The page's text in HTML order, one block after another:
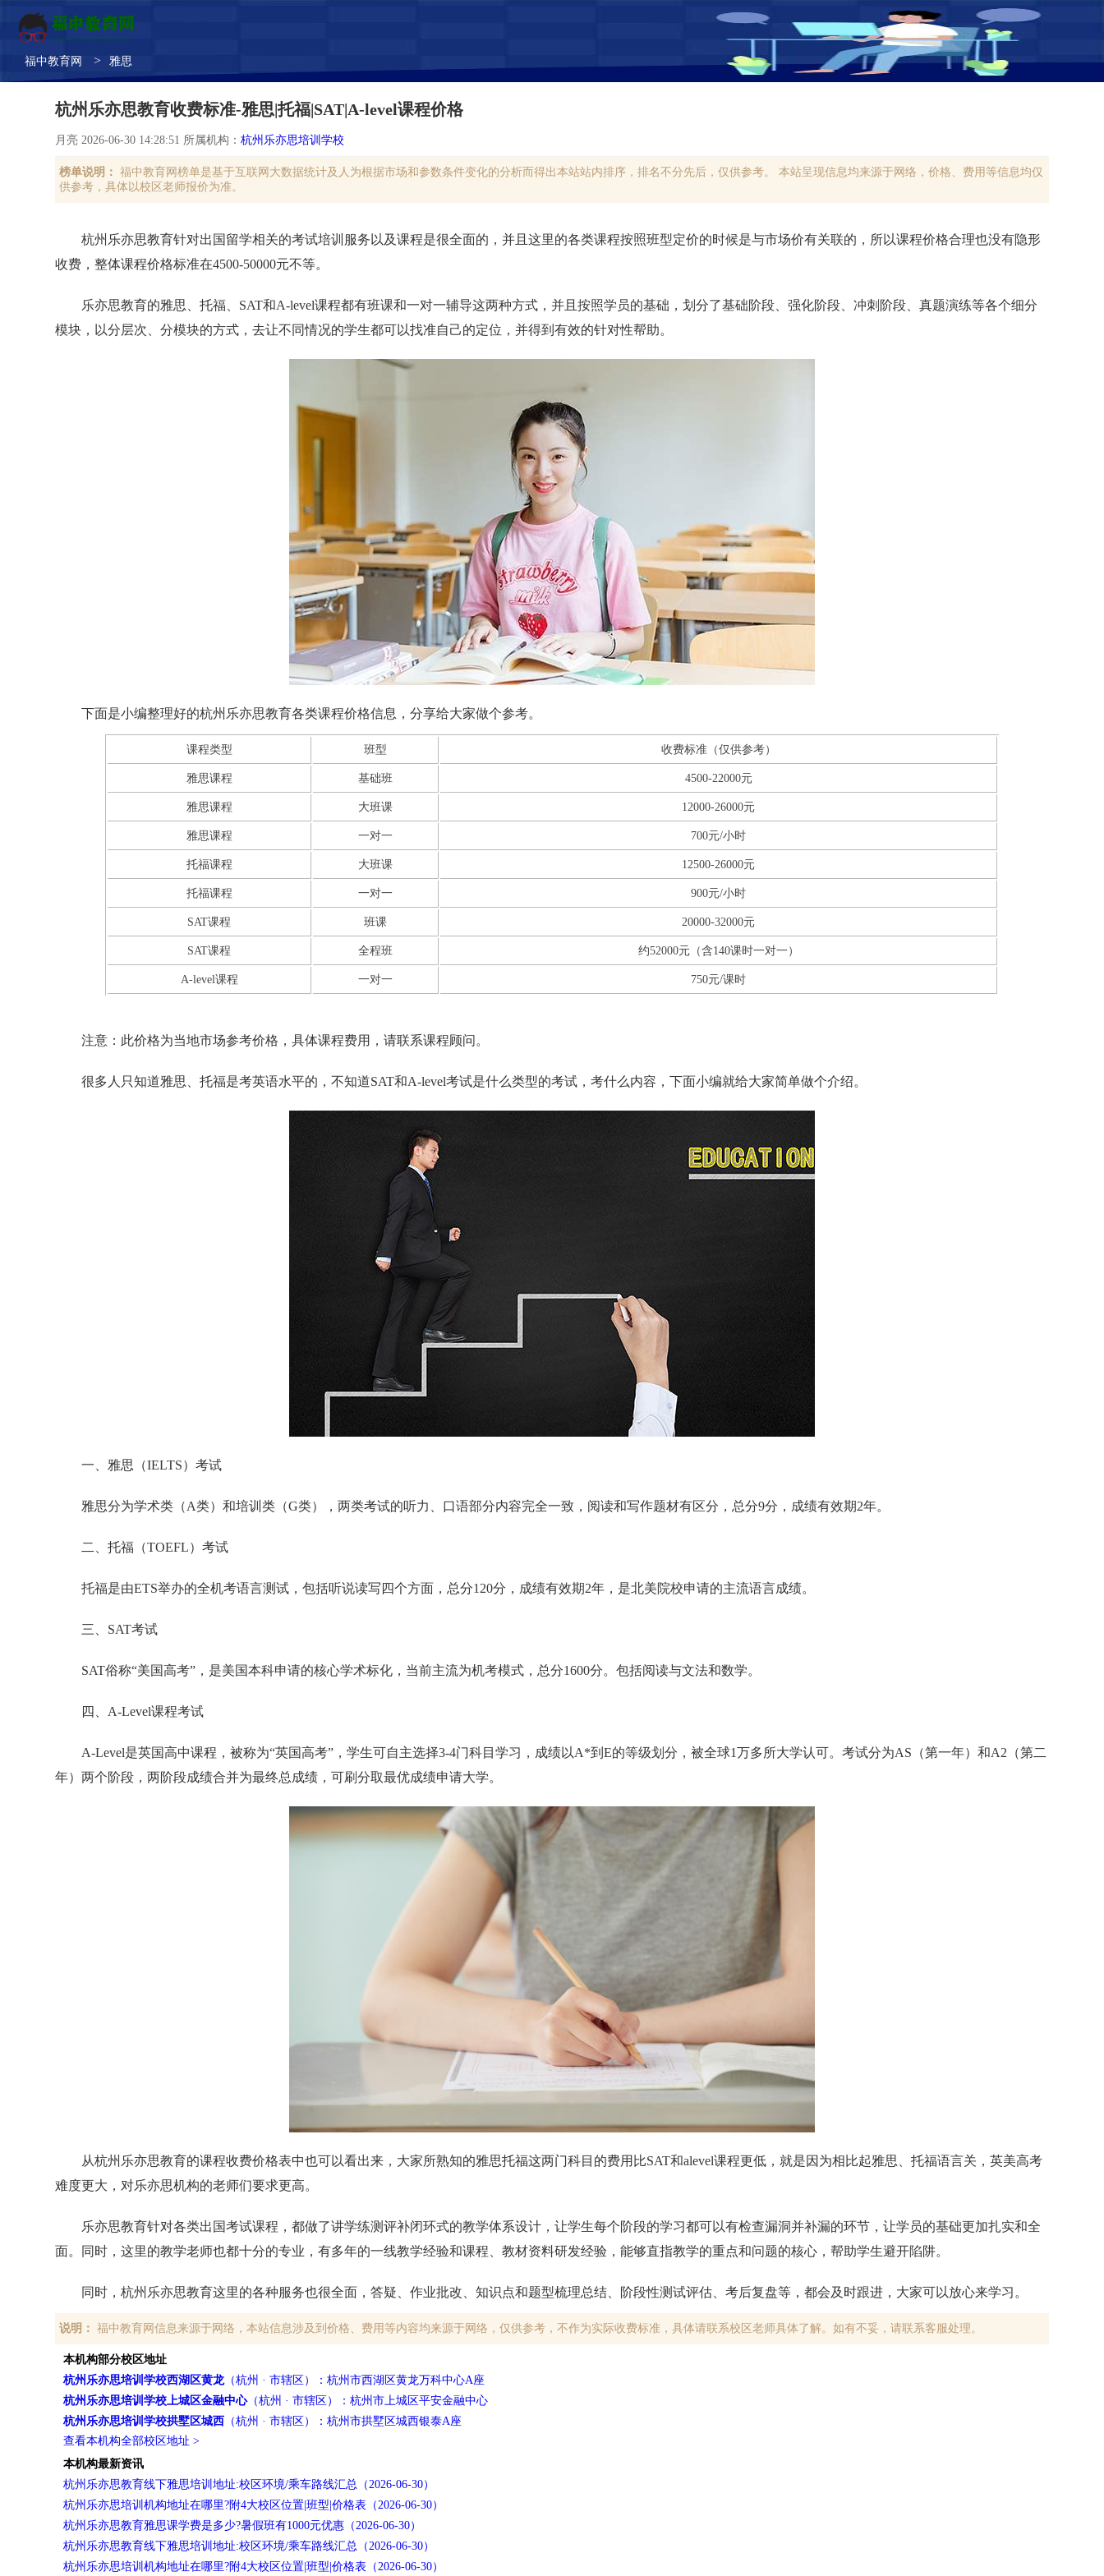
福中教育网 > 雅思
杭州乐亦思教育收费标准-雅思|托福|SAT|A-level课程价格
月亮 2026-06-30 14:28:51 所属机构：杭州乐亦思培训学校
榜单说明：
福中教育网榜单是基于互联网大数据统计及人为根据市场和参数条件变化的分析而得出本站站内排序，排名不分先后，仅供参考。 本站呈现信息均来源于网络，价格、费用等信息均仅
供参考，具体以校区老师报价为准。
杭州乐亦思教育针对出国留学相关的考试培训服务以及课程是很全面的，并且这里的各类课程按照班型定价的时候是与市场价有关联的，所以课程价格合理也没有隐形
收费，整体课程价格标准在4500-50000元不等。
乐亦思教育的雅思、托福、SAT和A-level课程都有班课和一对一辅导这两种方式，并且按照学员的基础，划分了基础阶段、强化阶段、冲刺阶段、真题演练等各个细分
模块，以分层次、分模块的方式，去让不同情况的学生都可以找准自己的定位，并得到有效的针对性帮助。
下面是小编整理好的杭州乐亦思教育各类课程价格信息，分享给大家做个参考。
课程类型 班型 收费标准（仅供参考）
雅思课程 基础班 4500-22000元
雅思课程 大班课 12000-26000元
雅思课程 一对一 700元/小时
托福课程 大班课 12500-26000元
托福课程 一对一 900元/小时
SAT课程 班课 20000-32000元
SAT课程 全程班 约52000元（含140课时一对一）
A-level课程 一对一 750元/课时
注意：此价格为当地市场参考价格，具体课程费用，请联系课程顾问。
很多人只知道雅思、托福是考英语水平的，不知道SAT和A-level考试是什么类型的考试，考什么内容，下面小编就给大家简单做个介绍。
一、雅思（IELTS）考试
雅思分为学术类（A类）和培训类（G类），两类考试的听力、口语部分内容完全一致，阅读和写作题材有区分，总分9分，成绩有效期2年。
二、托福（TOEFL）考试
托福是由ETS举办的全机考语言测试，包括听说读写四个方面，总分120分，成绩有效期2年，是北美院校申请的主流语言成绩。
三、SAT考试
SAT俗称“美国高考”，是美国本科申请的核心学术标化，当前主流为机考模式，总分1600分。包括阅读与文法‌和数学。
四、A-Level课程考试
A-Level是英国高中课程，被称为“英国高考”，学生可自主选择3-4门科目学习，成绩以A*到E的等级划分，被全球1万多所大学认可。考试分为AS（第一年）和A2（第二
年）两个阶段，两阶段成绩合并为最终总成绩，可刷分取最优成绩申请大学。
从杭州乐亦思教育的课程收费价格表中也可以看出来，大家所熟知的雅思托福这两门科目的费用比SAT和alevel课程更低，就是因为相比起雅思、托福语言关，英美高考
难度更大，对乐亦思机构的老师们要求更高。
乐亦思教育针对各类出国考试课程，都做了讲学练测评补闭环式的教学体系设计，让学生每个阶段的学习都可以有检查漏洞并补漏的环节，让学员的基础更加扎实和全
面。同时，这里的教学老师也都十分的专业，有多年的一线教学经验和课程、教材资料研发经验，能够直指教学的重点和问题的核心，帮助学生避开陷阱。
同时，杭州乐亦思教育这里的各种服务也很全面，答疑、作业批改、知识点和题型梳理总结、阶段性测试评估、考后复盘等，都会及时跟进，大家可以放心来学习。
说明： 福中教育网信息来源于网络，本站信息涉及到价格、费用等内容均来源于网络，仅供参考，不作为实际收费标准，具体请联系校区老师具体了解。如有不妥，请联系客服处理。
本机构部分校区地址
杭州乐亦思培训学校西湖区黄龙（杭州 · 市辖区）：杭州市西湖区黄龙万科中心A座
杭州乐亦思培训学校上城区金融中心（杭州 · 市辖区）：杭州市上城区平安金融中心
杭州乐亦思培训学校拱墅区城西 （杭州 · 市辖区）：杭州市拱墅区城西银泰A座
查看本机构全部校区地址 >
本机构最新资讯
杭州乐亦思教育线下雅思培训地址:校区环境/乘车路线汇总（2026-06-30）
杭州乐亦思培训机构地址在哪里?附4大校区位置|班型|价格表（2026-06-30）
杭州乐亦思教育雅思课学费是多少?暑假班有1000元优惠（2026-06-30）
杭州乐亦思教育线下雅思培训地址:校区环境/乘车路线汇总（2026-06-30）
杭州乐亦思培训机构地址在哪里?附4大校区位置|班型|价格表（2026-06-30）